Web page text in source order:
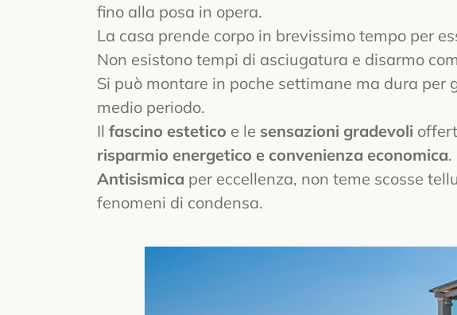
fino alla posa in opera.
La casa prende corpo in brevissimo tempo per
Non esistono tempi di asciugatura e disarmo
Si può montare in poche settimane ma dura
medio periodo.
Il fascino estetico e le sensazioni gradevoli
risparmio energetico e convenienza economica.
Antisismica per eccellenza, non teme scosse
fenomeni di condensa.